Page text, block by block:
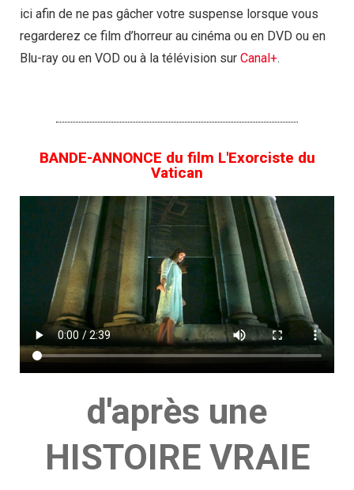
ici afin de ne pas gâcher votre suspense lorsque vous
regarderez ce film d’horreur au cinéma ou en DVD ou en
Blu-ray ou en VOD ou à la télévision sur Canal+.
BANDE-ANNONCE du film L'Exorciste du
Vatican
d'après une
HISTOIRE VRAIE